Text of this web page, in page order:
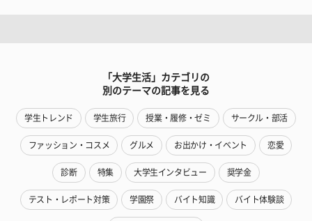
「大学生活」カテゴリの
別のテーマの記事を見る
学生トレンド 学生旅行 授業・履修・ゼミ サークル・部活
ファッション・コスメ グルメ お出かけ・イベント 恋愛
診断 特集 大学生インタビュー 奨学金
テスト・レポート対策 学園祭 バイト知識 バイト体験談